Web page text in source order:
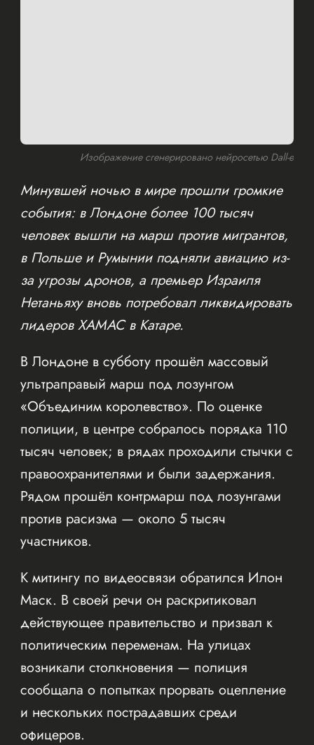
Изображение сгенерировано нейросетью Dall-e
Минувшей ночью в мире прошли громкие
события: в Лондоне более 100 тысяч
человек вышли на марш против мигрантов,
в Польше и Румынии подняли авиацию из-
за угрозы дронов, а премьер Израиля
Нетаньяху вновь потребовал ликвидировать
лидеров ХАМАС в Катаре.
В Лондоне в субботу прошёл массовый
ультраправый марш под лозунгом
«Объединим королевство». По оценке
полиции, в центре собралось порядка 110
тысяч человек; в рядах проходили стычки с
правоохранителями и были задержания.
Рядом прошёл контрмарш под лозунгами
против расизма — около 5 тысяч
участников.
К митингу по видеосвязи обратился Илон
Маск. В своей речи он раскритиковал
действующее правительство и призвал к
политическим переменам. На улицах
возникали столкновения — полиция
сообщала о попытках прорвать оцепление
и нескольких пострадавших среди
офицеров.